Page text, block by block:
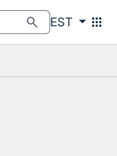
search EST apps